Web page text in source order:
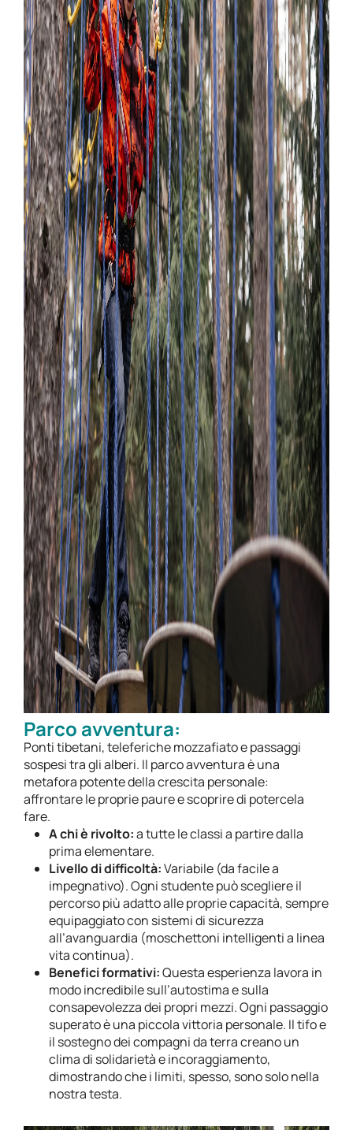
Parco avventura:
Ponti tibetani, teleferiche mozzafiato e passaggi
sospesi tra gli alberi. Il parco avventura è una
metafora potente della crescita personale:
affrontare le proprie paure e scoprire di potercela
fare.
A chi è rivolto:a tutte le classi a partire dalla
prima elementare.
Livello di difficoltà:Variabile (da facile a
impegnativo). Ogni studente può scegliere il
percorso più adatto alle proprie capacità, sempre
equipaggiato con sistemi di sicurezza
all’avanguardia (moschettoni intelligenti a linea
vita continua).
Benefici formativi:Questa esperienza lavora in
modo incredibile sull’autostima e sulla
consapevolezza dei propri mezzi. Ogni passaggio
superato è una piccola vittoria personale. Il tifo e
il sostegno dei compagni da terra creano un
clima di solidarietà e incoraggiamento,
dimostrando che i limiti, spesso, sono solo nella
nostra testa.